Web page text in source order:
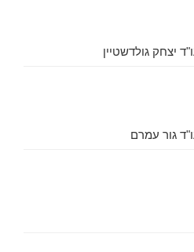
יצחק גולדשטיין
גור עמרם